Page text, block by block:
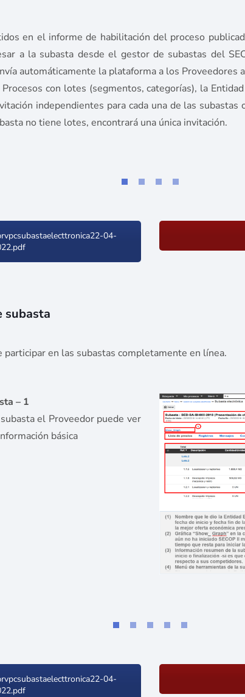
en el informe de habilitación del proceso
a la subasta desde el gestor de subastas del
automáticamente la plataforma a los Proveedores
con lotes (segmentos, categorías), la
independientes para cada una de las
no tiene lotes, encontrará una única invitación.
04-
subasta
participar en las subastas completamente en línea.
– 1
el Proveedor puede ver
básica
04-